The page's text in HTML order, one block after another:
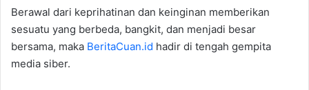
Berawal dari keprihatinan dan keinginan memberikan
sesuatu yang berbeda, bangkit, dan menjadi besar
bersama, maka BeritaCuan.id hadir di tengah gempita
media siber.